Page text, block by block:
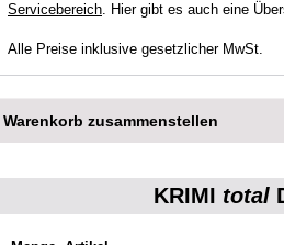
Servicebereich. Hier gibt es auch eine
Alle Preise inklusive gesetzlicher MwSt.
Warenkorb zusammenstellen
KRIMI total